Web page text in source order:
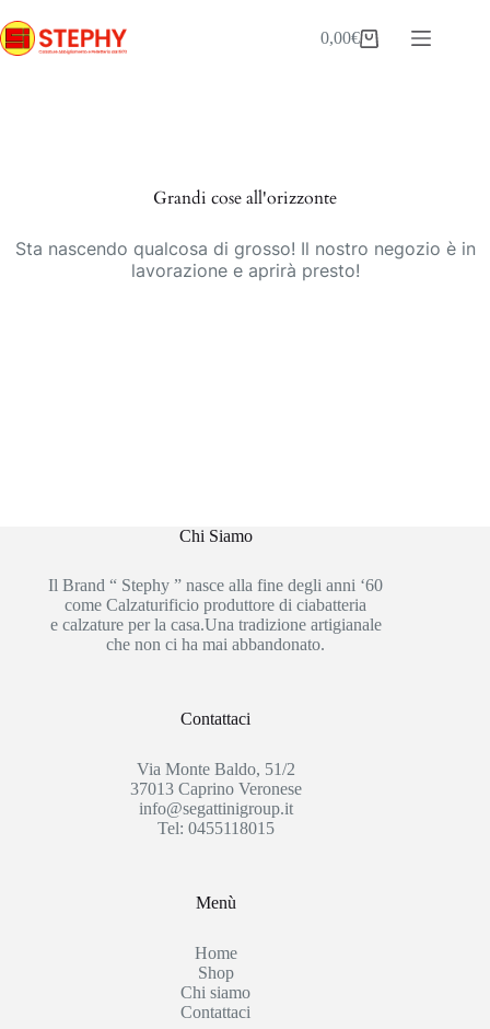
al
contenuto
Carrello
0,00€
Grandi cose all'orizzonte
Sta nascendo qualcosa di grosso! Il nostro negozio è in
lavorazione e aprirà presto!
Chi Siamo
Il Brand “ Stephy ” nasce alla fine degli anni ‘60
come Calzaturificio produttore di ciabatteria
e calzature per la casa.Una tradizione artigianale
che non ci ha mai abbandonato.
Contattaci
Via Monte Baldo, 51/2
37013 Caprino Veronese
info@segattinigroup.it
Tel: 0455118015
Menù
Home
Shop
Chi siamo
Contattaci